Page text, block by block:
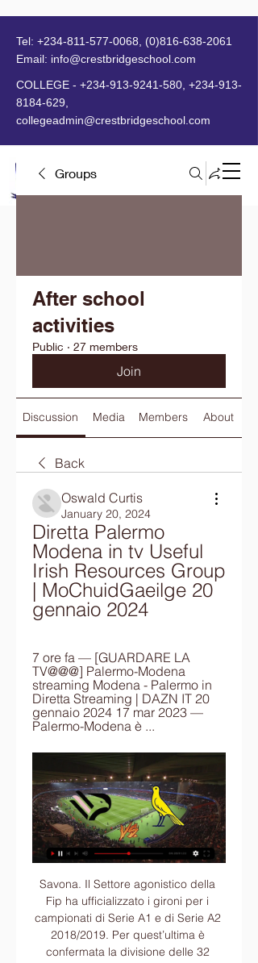
MENU
Tel: +234-811-577-0068
(0)816-638-2061
Email: info@crestbridgeschool.com
COLLEGE - +234-913-9241-580 +234-913-
8184-629
collegeadmin@crestbridgeschool.com
Groups
After school
activities
Public · 27 members
Join
Discussion Media Members About
Back
Oswald Curtis
January 20, 2024
Diretta Palermo
Modena in tv Useful
Irish Resources Group
| MoChuidGaeilge 20
gennaio 2024
7 ore fa — [GUARDARE LA
TV@@@] Palermo-Modena
streaming Modena - Palermo in
Diretta Streaming | DAZN IT 20
gennaio 2024 17 mar 2023 —
Palermo-Modena è ...
Savona. Il Settore agonistico della Fip ha ufficializzato i gironi per i campionati di Serie A1 e di Serie A2 2018/2019. Per quest’ultima è confermata la divisione delle 32 squadre iscritte in due raggruppamenti da 16, Girone Nord e Girone Sud. La Cestistica Savonese, che rispetto alla stagione

Sfida tra Manchester United – Inter e Benfica – Guadalajara ma spazio anche ai campionati Europei Under 19. Nella notte la Serie A brasiliana Sabato 20 luglio si è aperto con la Liga Aguila in Colombia dove l’Envigado ha fatto 1-1 con il Pasto mentre nella Liga Pro in Ecuador successo esterno per 0-1 del Dep. Cuenca sull’Emelec.

Genk-Napoli in diretta esclusiva dalle ore 18.55 su Sky Sport Uno. SLAVIA PRAGA-BORUSSIA DORTMUND LIVE. IL PROGRAMMA DI OGGI - GOL E HIGHLIGHTS DELLA 2^ GIORNATA. DAZN1 SUL CANALE 209 DI SKY: LA GUIDA

LR Vicenza Virtus Chieri in diretta: scopri i risultati della partita LR Vicenza Virtus Chieri live e segui i tabellini in diretta LR Vicenza Virtus Chieri grazie al nostro livescore. Partita di Coppa Italia giocata il …

Paula Vanessa Rohr è su Facebook. Iscriviti a Facebook per connetterti con Paula Vanessa Rohr e altre persone che potresti conoscere. Grazie a Facebook...

Il live di San Marino Bielorussia risultati in diretta (e live video streaming online) in tempo reale, inizia il 18.11.2018. alle 17:00 UTC a San Marino Stadium, Serravalle, San Marino in UEFA Nations League, League D, Gr. 2, Europe.

Confederations Cup 2017 in diretta su Sky, Tv Svizzera italiana, Ard e Zdf e Sport 1 "SPORT IN TV",. Alle 20.45 diretta sulla ARD di Italia-Germania dell'Europeo Under 21. IL LIBRO SULLA STORIA DELLA TRASMISSIONE DI MIKE BONGIORNO. Rischiatutto.

I CANALI DI TRASMISSIONE. La diretta esclusiva della partita verrà trasmessa sul satellite Sky Sport Serie A (canale 202) e Sky Sport 251, digitale terrestre: in SD 383 e 483, in HD 373 e 473. Streaming: diretta esclusiva su NOW TV e Sky Go. Tag Fiorentina-Cagliari Sky Sport. Mediaset Premium. Lascia un …

Francesca De Maio. Download with Google Download with Facebook or download with email. QUALITÀ DELL’AMBIENTE URBANO X RAPPORTO Edizione 2014 Focus su LE CITTÀ E LA SFIDA DEI CAMBIAMENTI CLIMATICI-Clima, salute e benessere in citt.

Europeo U19, Nunziata lascia a casa due giovani viola Niente Europeo U19 per Simone Ghidotti e Gabriele Ferrarini. I due classe 2000 della Fiorentina non sono stati confermati dal commissario tecnico Carmine Nunziata per la kermesse continentale, in programma in Armenia dal 14 al 27 luglio.

I parlamentari Francesco Boccia e Nunzia De Girolamo (sposati da tempo), Gianluca Jacobini, figlio del patron della Banca Popolare di Bari, Michele Emiliano e Nicola Latorre, parlamentare del Pd. In basso Francesco Schittulli, presidente della Provincia di Bari. Fonte: di V. Arcieri

Diretta tv Modena-Palermo, streaming live e formazioni La partita si disputerà alle 20:30 e sarà trasmessa da Sky sul canale Sky Calcio 3 con collegamento alle ore 20, canale disponibile anche in HD. Su Premium ...

Due ragazze decidono di avviare una diretta su Facebook mentre si trovavano in macchina per andare a Bilina. La donna al volante inizia ad accelerare per dimostrare le sue capacità alla guida, ma prende male una curva. Lo schianto è brutale: una delle due ragazze è morta a causa delle ferite. L

La linea ATM del TRAM 10 V.le Lunigiana - 24 Maggio percorre 8km ed effettua 34 fermate che andiamo qui ad elencare. La partenza della linea 10 è dalla fermata V.le Lunigiana per poi proseguire verso queste altre destinazioni :

[Serie A] Juventus - Sampdoria: i commenti in diretta . I marchi Juventus, Juve e il logo sono di esclusiva proprietà di Juventus F.C. SpA. Questo sito non è in alcun modo autorizzato da o connesso con la Juventus F.C. SpA o il sito ufficiale del club.

Elenco delle partite previste per oggi mercoledì 9 ottobre 2019: in primo piano la Serie C con il recupero tra Teramo e Sicula Leonzio. TERAMO – Serie C in evidenza quest’oggi con il recupero del Girone C che metterà di fronte Teramo e Sicula Leonzio: da una parte c’è la formazione abruzzese che viene dal pareggio interno con il Rieti.

procopio francesco 12. seidita domenico 13. tufo nicola e assenti n. 12 consiglieri 1. capodici salvatore 2. cetrullo luciano 3. cocciro giovanni 4. de mastro raffaella 5. del corno alessandro 6. d'erchie alessandro 7. motta monica 8. rametta giovanni 9. sansalone cosimo 10. spinapolice sergio 11. verzino loredana 12. volpe felice il presidente.

Zeppieri da sogno a Parma: prima semifinale Challenger in carriera. L’azzurro classe 2001 supera in rimonta Martin Cuevas e dice: “Non mi voglio fermare”. Adesso il derby contro Federico Gaio (battuto Travaglia in tre set). L’altra semifinale sarà Robredo-Lenz

S. Girolamo Dott. Compleanno di: Carlito: OttoSpaces: sica: TiltFormia: nel 1846: Per la prima volta viene adoperato l'etere come anestetico dentistico. nel 1999: Incidente nucleare in Giappone.

Attesi più di 20.000 spettatori al Barbera per Palermo- 21 ore fa — Chi non potrà andare allo stadio, avrà la possibilità di seguire il match in diretta tv sia su Dazn che su Sky. Nel primo caso basta accedere ...

Sasso Marconi Zola-Lentigione 2-3. Tutto lo sport in tempo reale con news, statistiche, pagelle, video, audio e commenti per far vivere le emozioni degli eventi sportivi in ogni dettaglio. Da oltre 20 anni il punto di.

Al Castello di Carrù, sede della Banca Alpi Marittime, è stata presentata la formazione maschile di Cuneo Volley guidata dal coach Roberto Serniotti che con la denominazione Bam S. Bernardo Cuneo parteciperà all'inedito campionato di serie A3. Debutto al PalaUbibanca di San Rocco Castagnaretta il...

Sassuolo – Empoli 3-1 SASSUOLO Consigli 6: bucato dopo pochi secondi, non può nulla sul tiro a botta sicura di Caputo. Per il resto della partita non viene mai chiamato in causa. Lirola 7: copre bene sulla fascia e si sovrappone con continuità. Una spina nel fianco per Veseli. Colleziona anche l’assist per il 3-1

Achtung, la trasmissione dissacrante in onda la mattina. CIVITAVECCHIA - Dimenticate il detto “il buongiorno si vede dal mattino”: Achtung cambia orario e vi tormenterà dalle 9 alle 10 dal lunedì al venerdì, naturalmente sulle frequenze di radio stella città (FM 101.2 e 96.3).

200 annunci di case in vendita a Centro Storico, Cesena da 69.000 euro. Scopri tutti gli annunci privati e di agenzie e scegli con Immobiliare.it la tua futura casa.

ASD CASSINO CALCIO 1924 risultati in diretta, calendario e classifica. BetCalcio.it > ITALIA > ASD CASSINO CALCIO 1924. Champions:. ASD CASSINO CALCIO 1924 ITALIA: Risultati ASD CASSINO CALCIO 1924. domenica 20 ottobre 2019 :. ASD PORTICI 1906: P: domenica 19 maggio 2019 : ASD LANUSEI CALCIO: 2-1:

In diretta ; Login. Profilo. Potenza - Catania . 2:0 (2: 0) Questa partita non è stata visitata da nessun altro utente di TM . Per usare questa funzione è necessario la registrazione gratuita sul nostro sito. Clicca qui per registrarti.

Per una cena elegante, con un finale extra, puoi trovare annunci per incontri con un'escort sudamericana a Torino, Milano, Roma, Bergamo e in tutta Italia oppure annunci dettagliati, con foto vere e descrizioni accurate, per i tuoi incontri con un'escort matura a Milano o dove vuoi tu.

Al termine dei Concentramenti Interregionali di Napoli è stato definito l'elenco delle squadre che prenderanno parte alla Finale Nazionale Under 20 Eccellenza - Trofeo "Mario Delle Cave" in programma a Roseto degli Abruzzi dal 24 al 29 aprile 2017.

19 aprile 2017 Scatta oggi l'obbligo di indicare in etichetta la proveneienza del latte e dei prodotti lattiero-caseari. Tre cartoni di latte a lunga conservazione su quattro venduti in Italia - spiega Coldiretti - sono stranieri, cosi come la metà delle mozzarelle sono fatte con latte o addirittura cagliate provenienti dall'estero, senza che.

LIVE Olimpia Milano-Dinamo Sassari basket, Gara-2 Playoff in DIRETTA: 101-112,. Roberto Pozzi; Buonasera appassionati di pallacanestro e benvenuti alla DIRETTA LIVE di Milano-Sassari, secondo atto della semifinale dei Playoff della Serie A 2018. 37-33 Polonara fa 1/2 dalla linea del tiro libero. 37-32 2/2 di Brooks dalla.

Modena, 27 ottobre 2019 - Per un derby vinto, uno perso. Era forse più sentito quello con la Reggio Audace, e la cornice di pubblico (foto) lo ha dimostrato ampiamente, ma il Modena ci è arrivato a corto di energie fisiche e nervose concedendo ad un avversario rognoso il merito di averci messo quel pizzico di cattiveria in più.

Qui Verona – Dilemma Caceres, Pecchia ne ha fuori 4. L’Hellas Verona, prossimo avversario dell’Atalanta, sta svolgendo un programma fotocopia di quello dei nerazzurri a Zingonia. In scena, oggi, un mattutino...

SAN MARINO. Riceviamo e pubblichiamo un comunicato della Federazione Sammarinese Gioco Calcio. [C.S] La presente per comunicarvi che viste le condizioni del terreno di gioco di Serravalle B e le non buone previsioni meteorologiche, la Federazione Sammarinese Giuoco Calcio ha disposto che la partita Cosmos-Tre Fiori - valevole per la.

In questa guida ti spiegheremo come poter vedere canali TV italiani dall’estero in streaming, ovvero attraverso la rete Internet. Questo perché, seppur il metodo più efficace sia quello di sfruttare una parabola puntata verso il satellite Hotbird a 13° Est e un decoder tivùsat, non è …

Venticano- Dici Venticano e pensi subito alla Fiera Campionaria che da quarantadue anni anima il tessuto socio-economico di un comprensorio,…

Foggia – Cittadella, la diretta live minuto per minuto. Di.. sedicesimo in compagnia del Brescia a quota 18, vuole rilanciarsi in classifica e regalare un successo ai propri tifosi allo stadio Zaccheria in occasione della diciassettesima giornata di serie B contro il Cittadella.

Benevento. Nuovo importante ed atteso appuntamento stasera sulle frequenze di 696 Tv Ottochannel con la trasmissione sportiva Ottogol condotta da Antonio Martone. Si partirà come sempre alle ore 21 con il progr